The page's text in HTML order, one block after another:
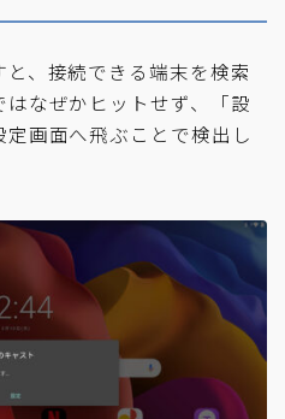
と、接続できる端末を検索
なぜかヒットせず、「設
画面へ飛ぶことで検出し